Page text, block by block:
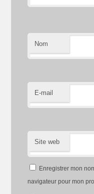
Nom
E-mail
Site web
Enregistrer mon
navigateur pour mon